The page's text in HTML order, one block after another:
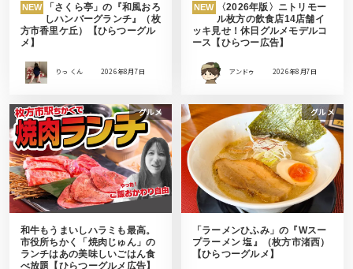
NEW
「さくら亭」の『和風おろ
しハンバーグランチ』（枚
方市香里ケ丘）【ひらつーグル
メ】
りっ くん 2026年8月7日
NEW
〈2026年版〉ニトリモー
ル枚方の飲食店14店舗イ
ッキ見せ！休日グルメモデルコ
ース【ひらつー広告】
アンドゥ 2026年8月7日
グルメ
和牛もうまいしハラミも最高。
市役所ちかく「焼肉じゅん」の
ランチはあの美味しいごはん食
べ放題【ひらつーグルメ広告】
グルメ
「ラーメンひふみ」の『Wスー
プラーメン 塩』（枚方市渚西）
【ひらつーグルメ】